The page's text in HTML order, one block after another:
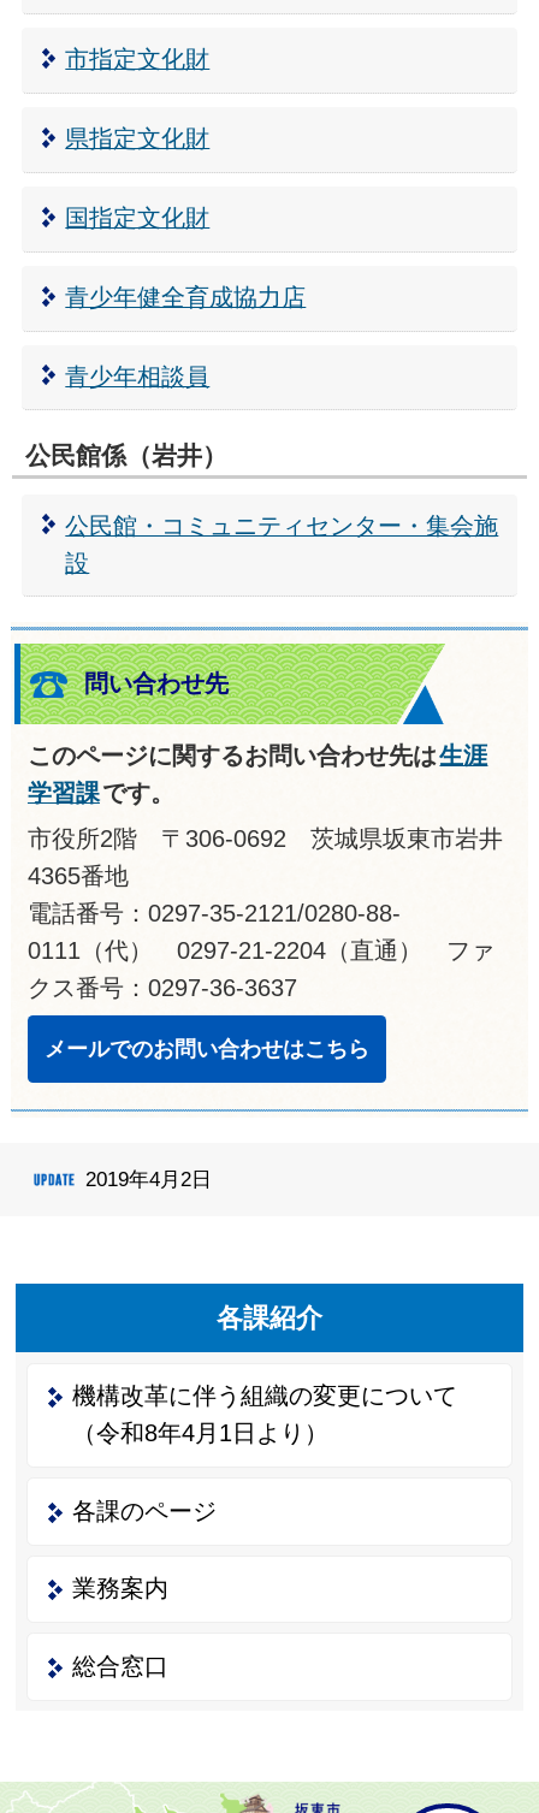
市指定文化財
県指定文化財
国指定文化財
青少年健全育成協力店
青少年相談員
公民館係（岩井）
公民館・コミュニティセンター・集会施
設
問い合わせ先
このページに関するお問い合わせ先は生涯
学習課です。
市役所2階 〒306-0692 茨城県坂東市岩井
4365番地
電話番号：0297-35-2121/0280-88-
0111（代） 0297-21-2204（直通） ファ
クス番号：0297-36-3637
メールでのお問い合わせはこちら
2019年4月2日
各課紹介
機構改革に伴う組織の変更について
（令和8年4月1日より）
各課のページ
業務案内
総合窓口